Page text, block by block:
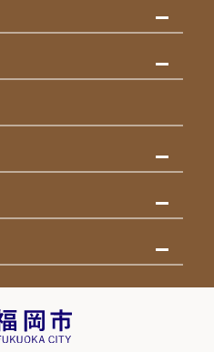
載申込